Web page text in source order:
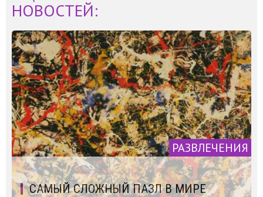
НОВОСТЕЙ:
РАЗВЛЕЧЕНИЯ
САМЫЙ СЛОЖНЫЙ ПАЗЛ В МИРЕ